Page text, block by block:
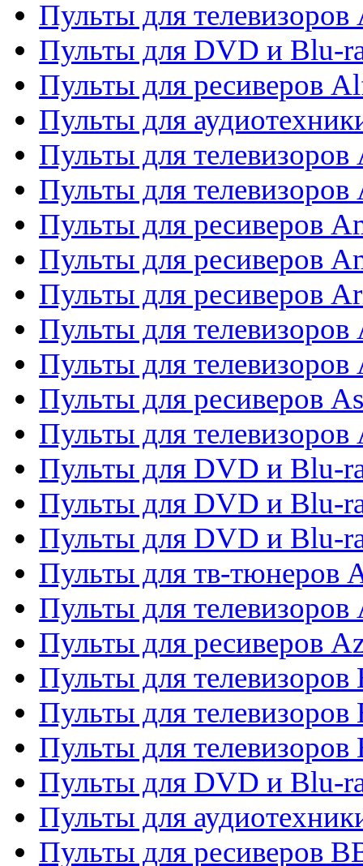
Пульты для
Пульты для DVD и Blu-
Пульты для ресиверов
Пульты для
Пульты для
Пульты для
Пульты для ресиверов
Пульты для ресиверов
Пульты для ресиверов
Пульты для
Пульты для телевизоров
Пульты для ресиверов
Пульты для телевизоров
Пульты для DVD и Blu-
Пульты для DVD и Blu-
Пульты для DVD и Blu-
Пульты для тв-тюнеров
Пульты для телевизоров
Пульты для ресиверов
Пульты для
Пульты для
Пульты для
Пульты для DVD и Blu-
Пульты для
Пульты для ресиверов